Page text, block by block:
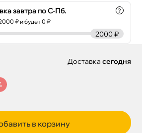
завтра по С-Пб.
₽ и будет 0 ₽
?
2000 ₽
Доставка сегодня
в корзину